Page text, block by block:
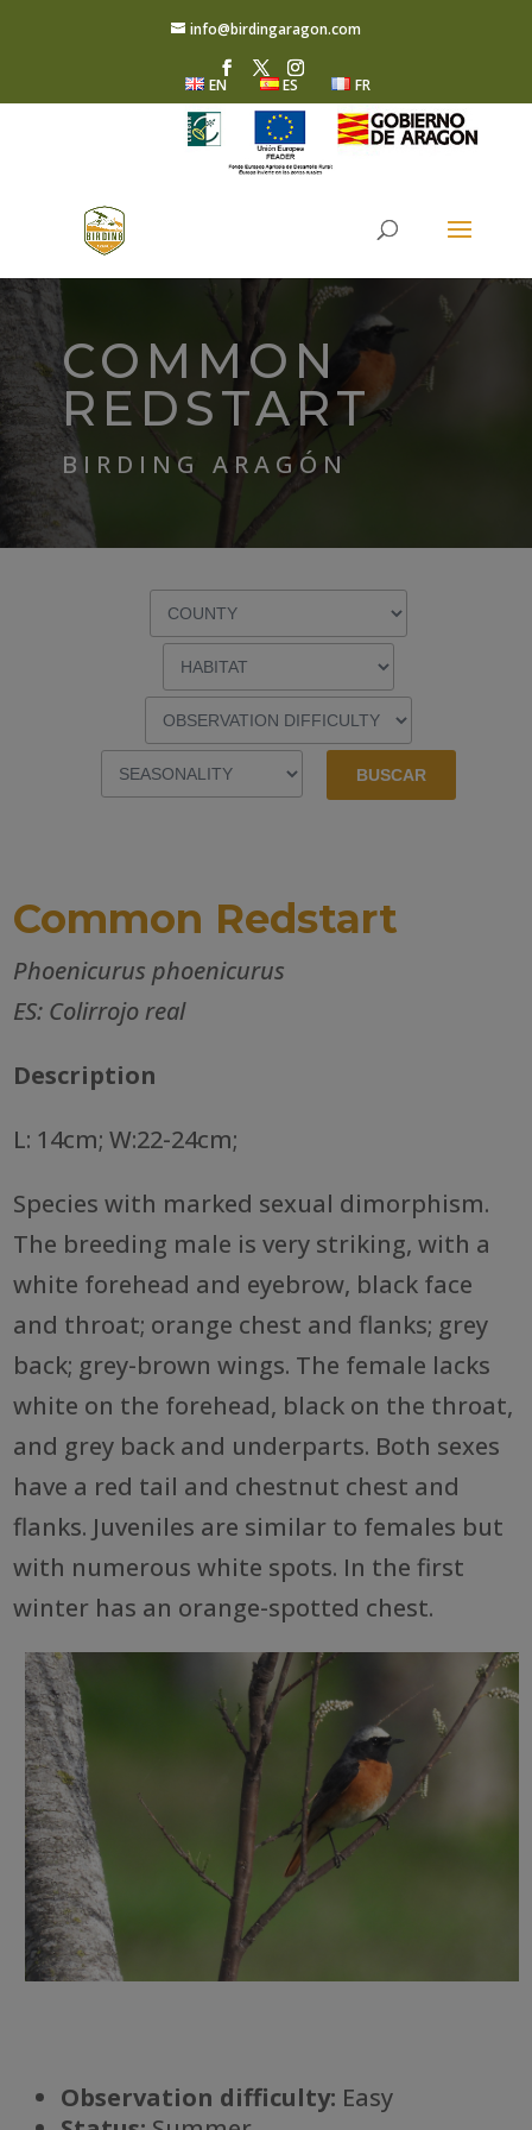
info@birdingaragon.com
EN ES FR
COMMON
REDSTART
BIRDING ARAGÓN
Common Redstart
Phoenicurus phoenicurus
ES: Colirrojo real
Description
L: 14cm; W:22-24cm;
Species with marked sexual dimorphism.
The breeding male is very striking, with a
white forehead and eyebrow, black face
and throat; orange chest and flanks; grey
back; grey-brown wings. The female lacks
white on the forehead, black on the throat,
and grey back and underparts. Both sexes
have a red tail and chestnut chest and
flanks. Juveniles are similar to females but
with numerous white spots. In the first
winter has an orange-spotted chest.
Observation difficulty: Easy